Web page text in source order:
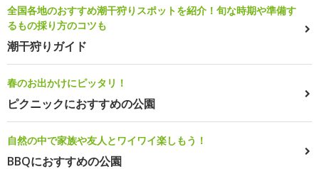
全国各地のおすすめ潮干狩りスポットを紹介！旬な時期や準備す
るもの採り方のコツも
潮干狩りガイド
春のお出かけにピッタリ！
ピクニックにおすすめの公園
自然の中で家族や友人とワイワイ楽しもう！
BBQにおすすめの公園